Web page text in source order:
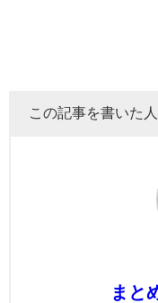
この記事を書いた人
まと